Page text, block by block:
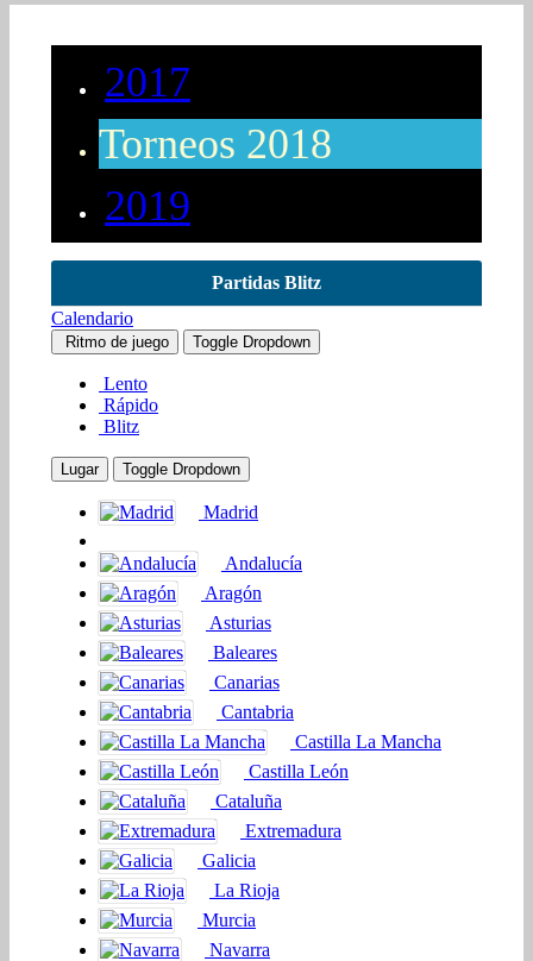
2017
Torneos 2018
2019
Partidas Blitz
Calendario
Ritmo de juego Toggle Dropdown
Lento
Rápido
Blitz
Lugar Toggle Dropdown
Madrid
Andalucía
Aragón
Asturias
Baleares
Canarias
Cantabria
Castilla La Mancha
Castilla León
Cataluña
Extremadura
Galicia
La Rioja
Murcia
Navarra